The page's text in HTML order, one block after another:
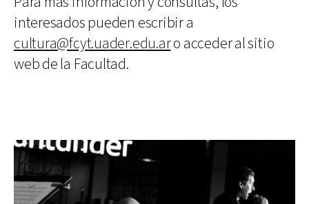
interesados pueden escribir a
cultura@fcyt.uader.edu.aro acceder al sitio
web de la Facultad.